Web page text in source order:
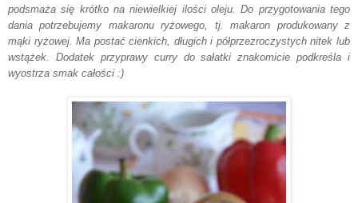
podsmaża się krótko na niewielkiej ilości oleju. Do przygotowania tego
dania potrzebujemy makaronu ryżowego, tj. makaron produkowany z
mąki ryżowej. Ma postać cienkich, długich i półprzezroczystych nitek lub
wstążek. Dodatek przyprawy curry do sałatki znakomicie podkreśla i
wyostrza smak całości :)